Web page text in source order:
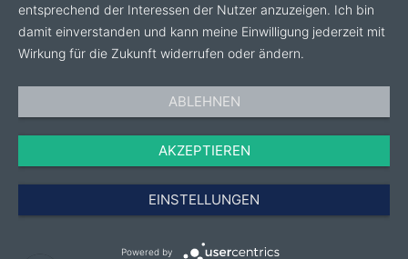
entsprechend der Interessen der Nutzer anzuzeigen. Ich bin
damit einverstanden und kann meine Einwilligung jederzeit mit
Wirkung für die Zukunft widerrufen oder ändern.
ABLEHNEN
AKZEPTIEREN
EINSTELLUNGEN
Powered by